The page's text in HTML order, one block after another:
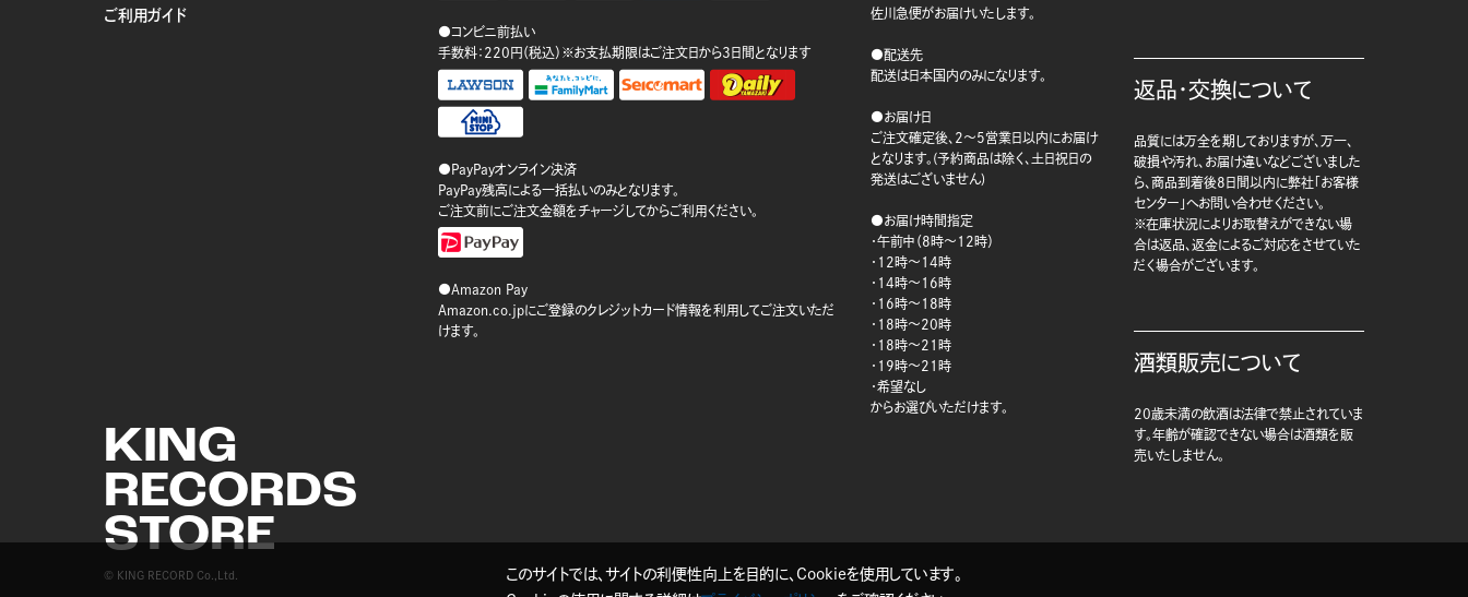
ご利用ガイド
KING
RECORDS
STORE
© KING RECORD Co.,Ltd.
●コンビニ前払い
手数料：220円（税込）※お支払期限はご注文日から3日間となります
●PayPayオンライン決済
PayPay残高による一括払いのみとなります。
ご注文前にご注文金額をチャージしてからご利用ください。
●Amazon Pay
Amazon.co.jpにご登録のクレジットカード情報を利用してご注文いただ
けます。
佐川急便がお届けいたします。
●配送先
配送は日本国内のみになります。
●お届け日
ご注文確定後、2～5営業日以内にお届け
となります。(予約商品は除く、土日祝日の
発送はございません)
●お届け時間指定
・午前中（8時～12時）
・12時～14時
・14時～16時
・16時～18時
・18時～20時
・18時～21時
・19時～21時
・希望なし
からお選びいただけます。
返品・交換について
品質には万全を期しておりますが、万一、
破損や汚れ、お届け違いなどございました
ら、商品到着後8日間以内に弊社「お客様
センター」へお問い合わせください。
※在庫状況によりお取替えができない場
合は返品、返金によるご対応をさせていた
だく場合がございます。
酒類販売について
20歳未満の飲酒は法律で禁止されていま
す。年齢が確認できない場合は酒類を販
売いたしません。
このサイトでは、サイトの利便性向上を目的に、Cookieを使用しています。